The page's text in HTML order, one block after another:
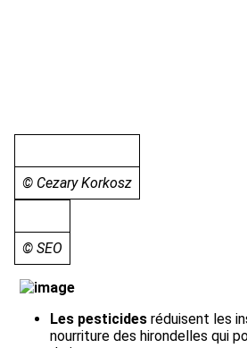
© Cezary Korkosz
© SEO
Les pesticides réduisent les
nourriture des hirondelles qui